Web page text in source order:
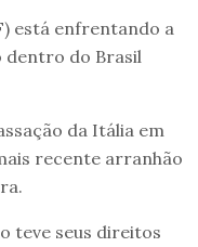
está enfrentando a
dentro do Brasil
da Itália em
recente arranhão
teve seus direitos